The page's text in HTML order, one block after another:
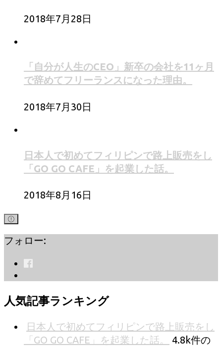
2018年7月28日
「自分が人生のCEO」新卒の会社を11ヶ月
で辞めてフリーランスになった理由。
2018年7月30日
日本人で初めてフィリピンで路上販売をし
「GO GO CAFE」を起業した話。
2018年8月16日
フォロー:
人気記事ランキング
日本人で初めてフィリピンで路上販売をし
「GO GO CAFE」を起業した話。
4.8k件の